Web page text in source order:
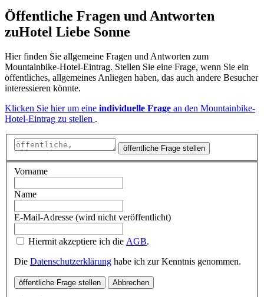
Öffentliche Fragen und Antworten
zuHotel Liebe Sonne
Hier finden Sie allgemeine Fragen und Antworten zum
Mountainbike-Hotel-Eintrag. Stellen Sie eine Frage, wenn Sie ein
öffentliches, allgemeines Anliegen haben, das auch andere Besucher
interessieren könnte.
Klicken Sie hier um eine individuelle Frage an den Mountainbike-
Hotel-Eintrag zu stellen .
öffentliche Frage stellen
Vorname
Name
E-Mail-Adresse (wird nicht veröffentlicht)
Hiermit akzeptiere ich die AGB.
Die Datenschutzerklärung habe ich zur Kenntnis genommen.
öffentliche Frage stellen Abbrechen